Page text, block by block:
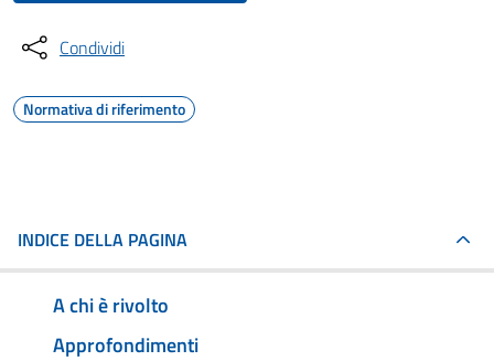
Condividi
Normativa di riferimento
INDICE DELLA PAGINA
A chi è rivolto
Approfondimenti